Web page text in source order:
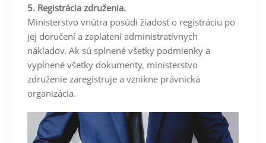
5. Registrácia združenia.
Ministerstvo vnútra posúdi žiadosť o registráciu po
jej doručení a zaplatení administratívnych
nákladov. Ak sú splnené všetky podmienky a
vyplnené všetky dokumenty, ministerstvo
združenie zaregistruje a vznikne právnická
organizácia.